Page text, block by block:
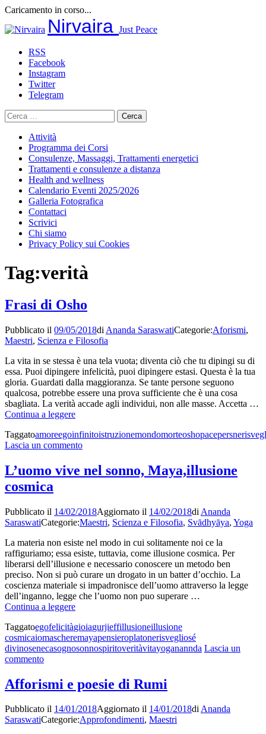
Caricamento in corso...
al
Nirvaira Just Peace
RSS
Facebook
Instagram
Twitter
Telegram
Ricerca
per:
Attività
Programma dei Corsi
Consulenze, Massaggi, Trattamenti energetici
Trattamenti e consulenze a distanza
Health and wellness
Calendario Eventi 2025/2026
Galleria Fotografica
Contattaci
Scrivici
Chi siamo
Privacy Policy sui Cookies
Tag:verità
Frasi di Osho
Pubblicato il 09/05/2018di Ananda SaraswatiCategorie:Aforismi,
Maestri, Scienza e Filosofia
La vita in se stessa è una tela vuota; diventa ciò che tu dipingi su di
essa. Puoi dipingere infelicità, puoi dipingere estasi. Questa è la tua
gloria. Guardati dalla maggioranza. Se tante persone seguono
qualcosa, potrebbe essere una prova sufficiente che è una cosa
sbagliata. La verità accade agli individui, non alle masse. Accetta …
Continua a leggereFrasi
Osho
Taggatoamoreegoinfinitoistruzionemondomorteoshopacepersne
Lascia un commentosu
Osho
L’uomo vive nel sonno, Maya,illusione
cosmica
Pubblicato il 14/02/2018Aggiornato il 14/02/2018di Ananda
SaraswatiCategorie:Maestri, Scienza e Filosofia, Svādhyāya, Yoga
La materia non esiste nel modo in cui solitamente noi ce la
raffiguriamo; essa esiste, tuttavia, come illusione cosmica. Per
liberarsi dell’illusione e necessario conoscere un metodo ben
preciso. Non si può curare un drogato in un batter d’occhio. La
coscienza materiale si impadronisce dell’uomo attraverso la legge
dell’inganno, legge che l’uomo non puo superare …
Continua a leggereL’uomo
nel
sonno,
Maya,illusione
Taggatoegofelicitàgioiagurjieffillusioneillusione
cosmicaiomascheremayapensieroplatonerisvegliosé
divinosenecasognosonnospiritoveritàvitayoganannda Lascia un
commentosu
nel
Maya,illusione
cosmica
Afforismi e poesie di Rumi
Pubblicato il 14/01/2018Aggiornato il 14/01/2018diAnanda
SaraswatiCategorie:Approfondimenti, Maestri